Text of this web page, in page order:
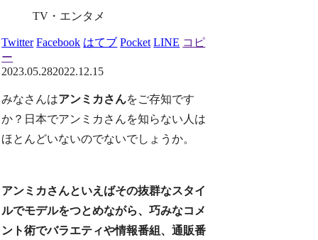
TV・エンタメ
Twitter Facebook はてブ Pocket LINE コピ
ー
2023.05.282022.12.15
みなさんはアンミカさんをご存知です
か？日本でアンミカさんを知らない人は
ほとんどいないのでないでしょうか。
アンミカさんといえばその抜群なスタイ
ルでモデルをつとめながら、巧みなコメ
ント術でバラエティや情報番組、通販番